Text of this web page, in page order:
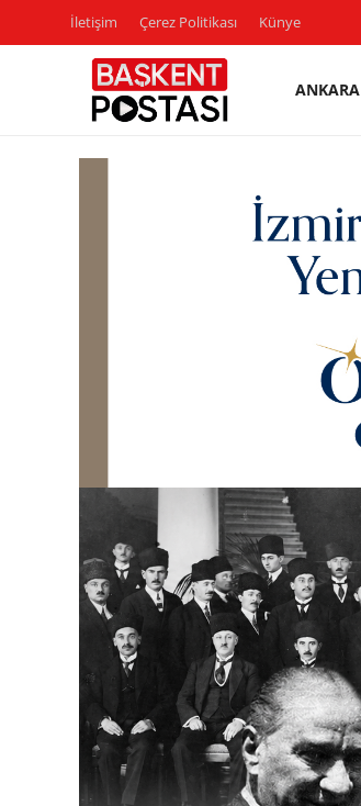
İletişim Çerez Politikası Künye
ANKARA
Bakanlıklar
Siyasi Partiler
Mülki İdare
Toplum ve Yaşam
Sivil Toplum Kuruluşları
Kamu Kurumları ve Üst Kurullar